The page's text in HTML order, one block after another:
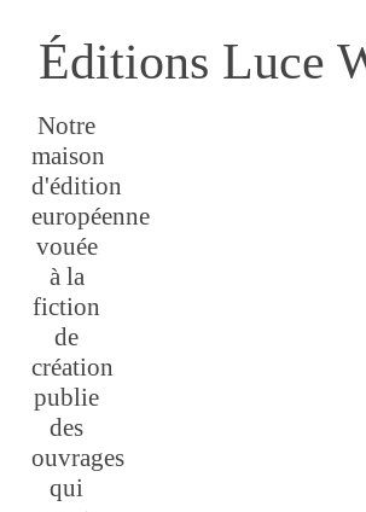
Éditions Luce
Notre
maison
d'édition
européenne
vouée
à la
fiction
de
création
publie
des
ouvrages
qui